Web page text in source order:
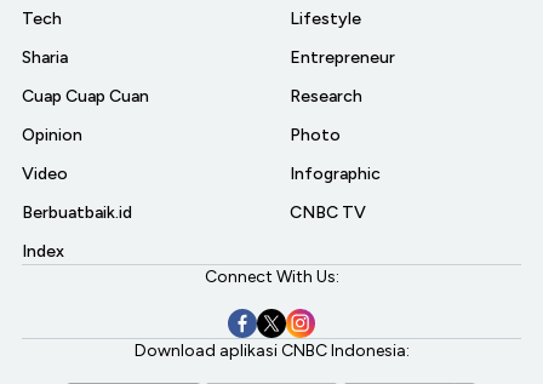
Tech
Sharia
Cuap Cuap Cuan
Opinion
Video
Berbuatbaik.id
Index
Lifestyle
Entrepreneur
Research
Photo
Infographic
CNBC TV
Connect With Us:
Download aplikasi CNBC Indonesia: